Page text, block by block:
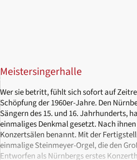
Meistersingerhalle
Wer sie betritt, fühlt sich sofort auf
Schöpfung der 1960er-Jahre. Den
Sängern des 15. und 16. Jahrhunderts,
einmaliges Denkmal gesetzt. Nach
Konzertsälen benannt. Mit der
einmalige Steinmeyer-Orgel, die den
Entworfen als Nürnbergs erstes